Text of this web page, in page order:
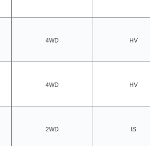
4WD HV
4WD HV
2WD IS